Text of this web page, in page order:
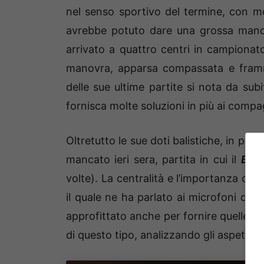
nel senso sportivo del termine, con
avrebbe potuto dare una grossa
arrivato a quattro centri in
manovra, apparsa compassata e
delle sue ultime partite si nota da
fornisca molte soluzioni in più ai
Oltretutto le sue doti balistiche, in
mancato ieri sera, partita in cui il
volte). La centralità e l’importanza del
il quale ne ha parlato ai microfoni di
approfittato anche per fornire quelle
di questo tipo, analizzando gli aspetti